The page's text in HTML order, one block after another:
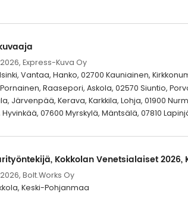
Express-Kuva Oy
Vantaa, Hanko, 02700 Kauniainen,
Pornainen, Raasepori, Askola, 02570 Siuntio,
Järvenpää, Kerava, Karkkila, Lohja, 01900
Hyvinkää, 07600 Myrskylä, Mäntsälä, 07810
Kokkolan Venetsialaiset 2026,
Bolt.Works Oy
Keski-Pohjanmaa